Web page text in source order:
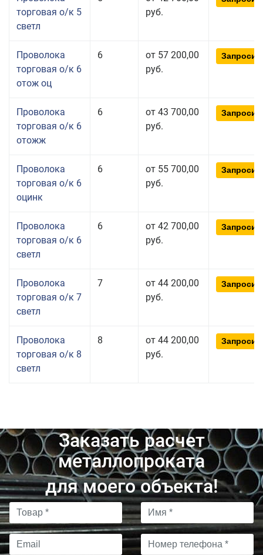
торговая о/к 5
светл
руб.
Проволока
торговая о/к 6
отож оц
6
от 57 200,00
руб.
Проволока
торговая о/к 6
отожж
6
от 43 700,00
руб.
Проволока
торговая о/к 6
оцинк
6
от 55 700,00
руб.
Проволока
торговая о/к 6
светл
6
от 42 700,00
руб.
Проволока
торговая о/к 7
светл
7
от 44 200,00
руб.
Проволока
торговая о/к 8
светл
8
от 44 200,00
руб.
Заказать расчет
металлопроката
для моего объекта!